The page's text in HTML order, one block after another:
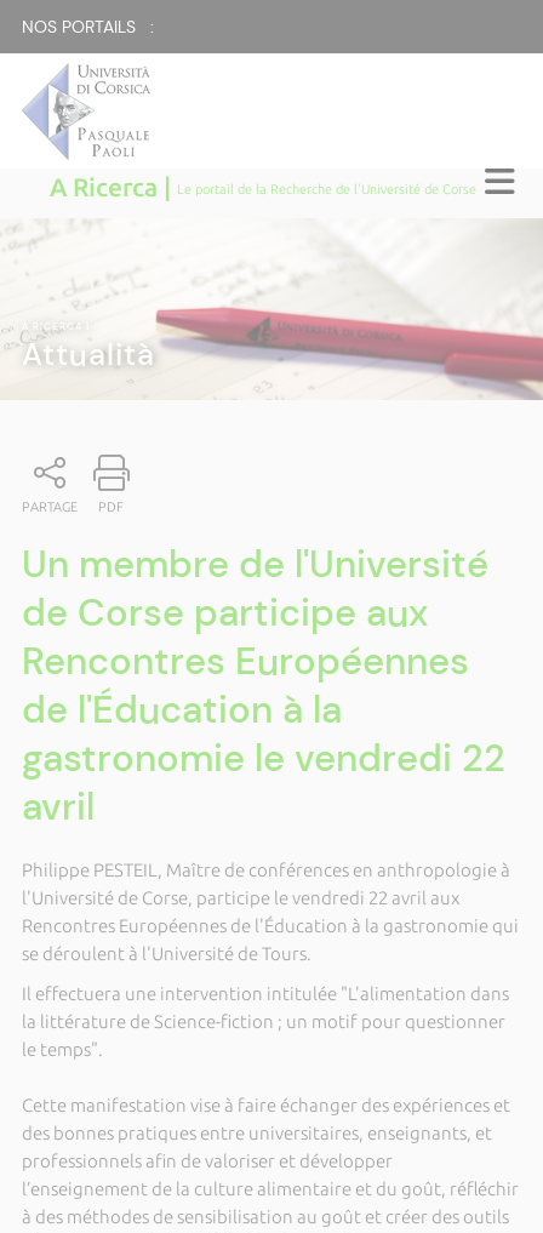
NOS PORTAILS :
A Ricerca | Le portail de la Recherche de l'Université de Corse
A RICERCA
Attualità
PARTAGE PDF
Un membre de l'Université
de Corse participe aux
Rencontres Européennes
de l'Éducation à la
gastronomie le vendredi 22
avril
Philippe PESTEIL, Maître de conférences en anthropologie à
l'Université de Corse, participe le vendredi 22 avril aux
Rencontres Européennes de l'Éducation à la gastronomie qui
se déroulent à l'Université de Tours.
Il effectuera une intervention intitulée "L'alimentation dans
la littérature de Science-fiction ; un motif pour questionner
le temps".
Cette manifestation vise à faire échanger des expériences et
des bonnes pratiques entre universitaires, enseignants, et
professionnels afin de valoriser et développer
l’enseignement de la culture alimentaire et du goût, réfléchir
à des méthodes de sensibilisation au goût et créer des outils